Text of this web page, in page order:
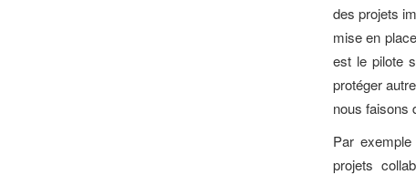
des projets
mise en
est le pilote
protéger
nous faisons
Par
projets